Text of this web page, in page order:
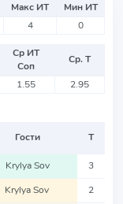
Макс ИТ
Мин ИТ
4 0
Ср ИТ
Соп
Ср. Т
1.55 2.95
Гости Т
Krylya Sov 3
Krylya Sov 2